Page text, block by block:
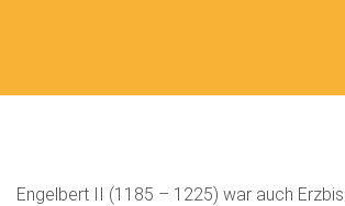
Engelbert II (1185 – 1225) war auch